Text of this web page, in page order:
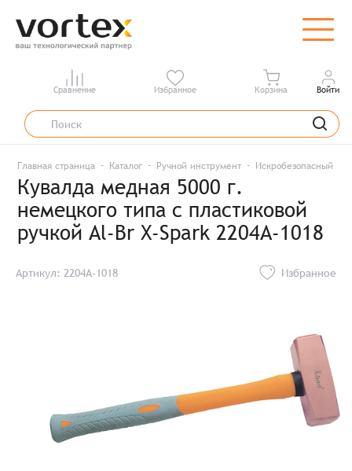
Сравнение Избранное Корзина Войти
Главная страница Каталог Ручной инструмент Искробезопасный
Кувалда медная 5000 г.
немецкого типа с пластиковой
ручкой Al-Br X-Spark 2204A-1018
Артикул: 2204A-1018 Избранное